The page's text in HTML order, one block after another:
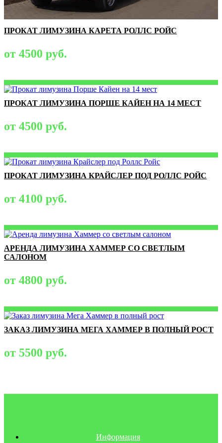
ПРОКАТ ЛИМУЗИНА КАРЕТА РОЛЛС РОЙС
от 4500 руб.
ПРОКАТ ЛИМУЗИНА ПОРШЕ КАЙЕН НА 14 МЕСТ
от 4500 руб.
ПРОКАТ ЛИМУЗИНА КРАЙСЛЕР ПОД РОЛЛС РОЙС
от 4100 руб.
АРЕНДА ЛИМУЗИНА ХАММЕР СО СВЕТЛЫМ
САЛОНОМ
от 4800 руб.
ЗАКАЗ ЛИМУЗИНА МЕГА ХАММЕР В ПОЛНЫЙ РОСТ
от 5500 руб.
Информация